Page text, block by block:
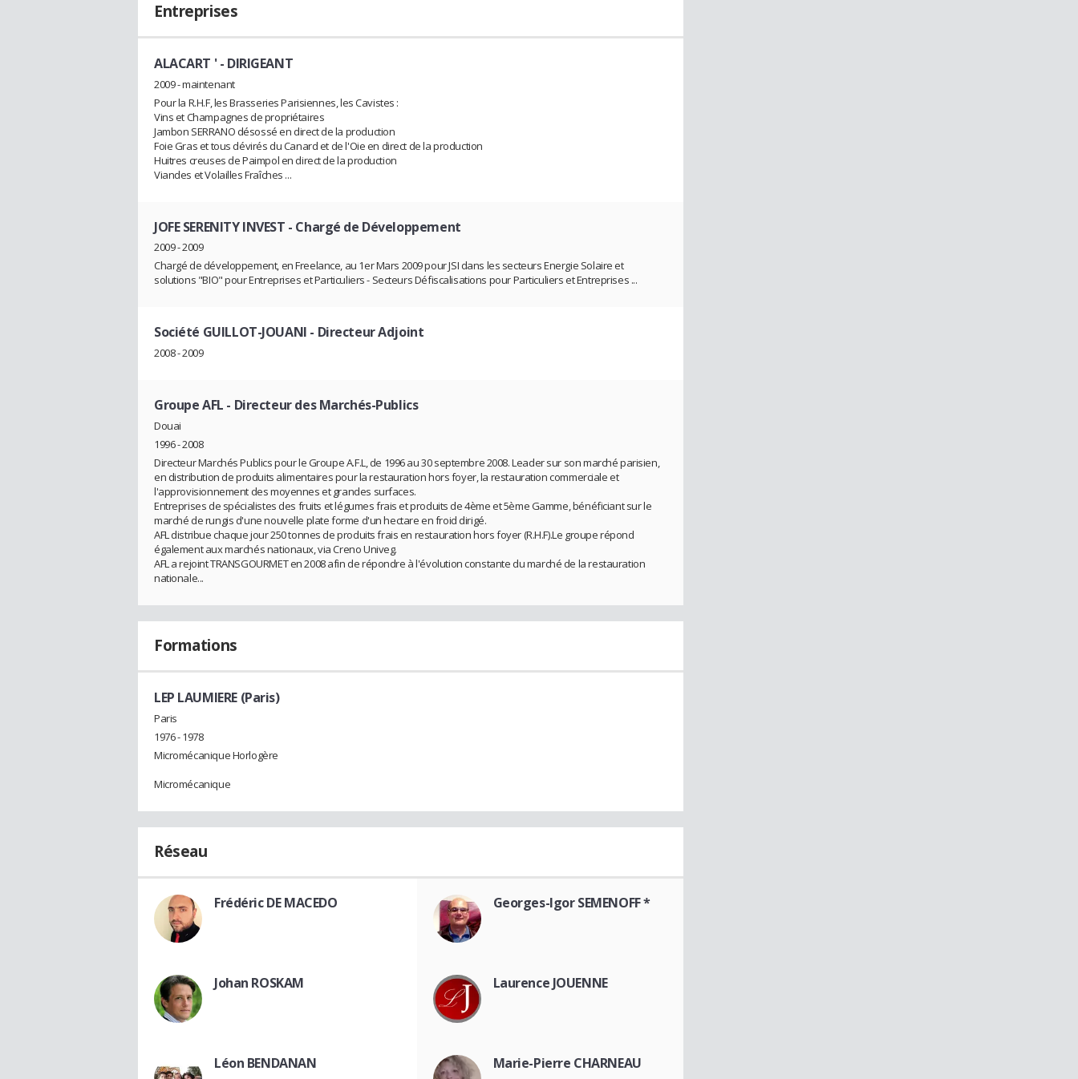
Entreprises
ALACART '- DIRIGEANT
2009 - maintenant
Pour la R.H.F, les Brasseries Parisiennes, les Cavistes :
Vins et Champagnes de propriétaires
Jambon SERRANO désossé en direct de la production
Foie Gras et tous dévirés du Canard et de l'Oie en direct de la production
Huitres creuses de Paimpol en direct de la production
Viandes et Volailles Fraîches ...
JOFE SERENITY INVEST - Chargé de Développement
2009 - 2009
Chargé de développement, en Freelance, au 1er Mars 2009 pour JSI dans les secteurs Energie Solaire et
solutions "BIO" pour Entreprises et Particuliers - Secteurs Défiscalisations pour Particuliers et Entreprises ...
Société GUILLOT-JOUANI - Directeur Adjoint
2008 - 2009
Groupe AFL - Directeur des Marchés-Publics
Douai
1996 - 2008
Directeur Marchés Publics pour le Groupe A.F.L, de 1996 au 30 septembre 2008. Leader sur son marché parisien,
en distribution de produits alimentaires pour la restauration hors foyer, la restauration commerciale et
l'approvisionnement des moyennes et grandes surfaces.
Entreprises de spécialistes des fruits et légumes frais et produits de 4ème et 5ème Gamme, bénéficiant sur le
marché de rungis d'une nouvelle plate forme d'un hectare en froid dirigé.
AFL distribue chaque jour 250 tonnes de produits frais en restauration hors foyer (R.H.F).Le groupe répond
également aux marchés nationaux, via Creno Univeg.
AFL a rejoint TRANSGOURMET en 2008 afin de répondre à l'évolution constante du marché de la restauration
nationale...
Formations
LEP LAUMIERE (Paris)
Paris
1976 - 1978
Micromécanique Horlogère
Micromécanique
Réseau
Frédéric DE MACEDO Georges-Igor SEMENOFF *
Johan ROSKAM Laurence JOUENNE
Léon BENDANAN Marie-Pierre CHARNEAU